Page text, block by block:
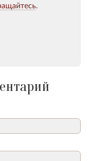
.